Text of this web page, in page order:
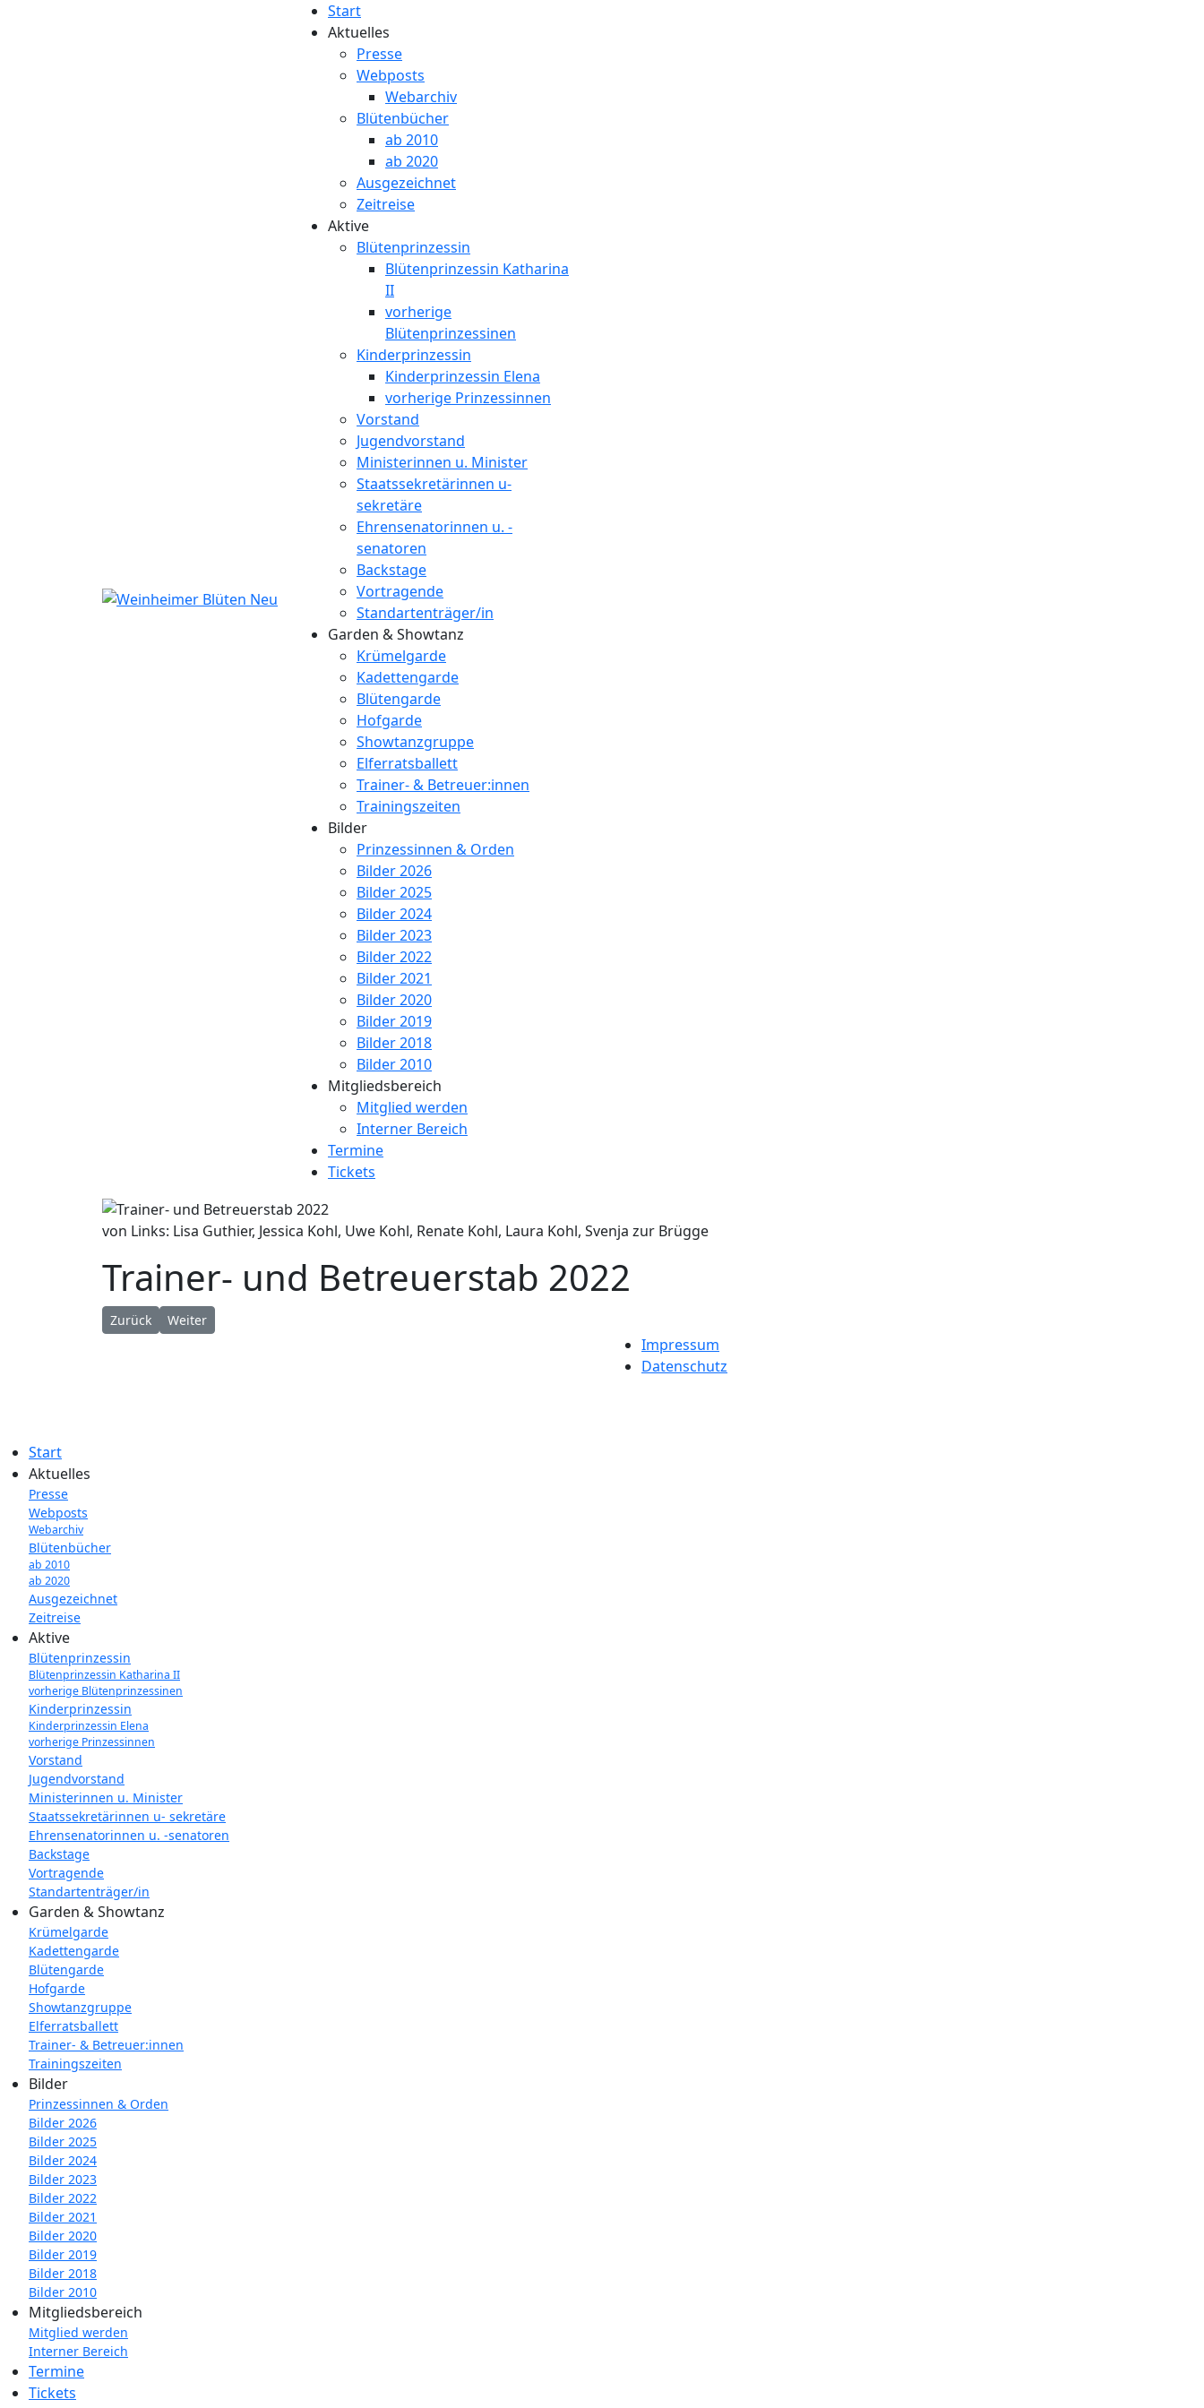
Start
Aktuelles
Presse
Webposts
Webarchiv
Blütenbücher
ab 2010
ab 2020
Ausgezeichnet
Zeitreise
Aktive
Blütenprinzessin
Blütenprinzessin Katharina
II
vorherige
Blütenprinzessinen
Kinderprinzessin
Kinderprinzessin Elena
vorherige Prinzessinnen
Vorstand
Jugendvorstand
Ministerinnen u. Minister
Staatssekretärinnen u-
sekretäre
Ehrensenatorinnen u. -
senatoren
Backstage
Vortragende
Standartenträger/in
Garden & Showtanz
Krümelgarde
Kadettengarde
Blütengarde
Hofgarde
Showtanzgruppe
Elferratsballett
Trainer- & Betreuer:innen
Trainingszeiten
Bilder
Prinzessinnen & Orden
Bilder 2026
Bilder 2025
Bilder 2024
Bilder 2023
Bilder 2022
Bilder 2021
Bilder 2020
Bilder 2019
Bilder 2018
Bilder 2010
Mitgliedsbereich
Mitglied werden
Interner Bereich
Termine
Tickets
von Links: Lisa Guthier, Jessica Kohl, Uwe Kohl, Renate Kohl, Laura Kohl, Svenja zur Brügge
Trainer- und Betreuerstab 2022
Vorheriger Beitrag: Trainerinnen 2023
Zurück Nächster Beitrag: Trainerinnen 2022
Weiter
Impressum
Datenschutz
Start
Aktuelles
Presse
Webposts
Webarchiv
Blütenbücher
ab 2010
ab 2020
Ausgezeichnet
Zeitreise
Aktive
Blütenprinzessin
Blütenprinzessin Katharina II
vorherige Blütenprinzessinen
Kinderprinzessin
Kinderprinzessin Elena
vorherige Prinzessinnen
Vorstand
Jugendvorstand
Ministerinnen u. Minister
Staatssekretärinnen u- sekretäre
Ehrensenatorinnen u. -senatoren
Backstage
Vortragende
Standartenträger/in
Garden & Showtanz
Krümelgarde
Kadettengarde
Blütengarde
Hofgarde
Showtanzgruppe
Elferratsballett
Trainer- & Betreuer:innen
Trainingszeiten
Bilder
Prinzessinnen & Orden
Bilder 2026
Bilder 2025
Bilder 2024
Bilder 2023
Bilder 2022
Bilder 2021
Bilder 2020
Bilder 2019
Bilder 2018
Bilder 2010
Mitgliedsbereich
Mitglied werden
Interner Bereich
Termine
Tickets